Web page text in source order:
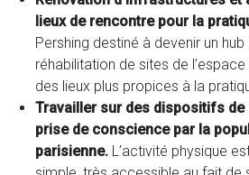
lieux de rencontre pour la
Pershing destiné à devenir un
réhabilitation de sites de
des lieux plus propices à la
Travailler sur des dispositifs
prise de conscience par la
parisienne. L’activité physique